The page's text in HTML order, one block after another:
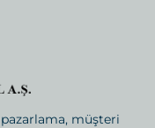
pazarlama, müşteri